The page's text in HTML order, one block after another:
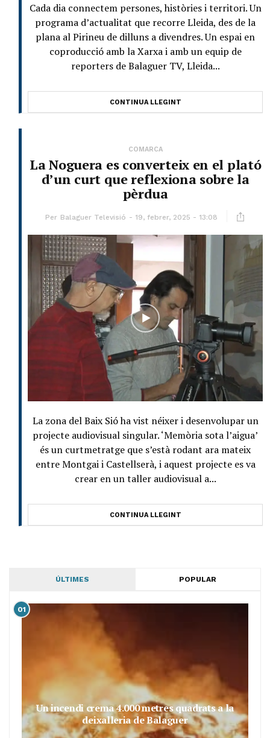
Cada dia connectem persones, històries i territori. Un
programa d’actualitat que recorre Lleida, des de la
plana al Pirineu de dilluns a divendres. Un espai en
coproducció amb la Xarxa i amb un equip de
reporters de Balaguer TV, Lleida...
CONTINUA LLEGINT
COMARCA
La Noguera es converteix en el plató
d’un curt que reflexiona sobre la
pèrdua
Per Balaguer Televisió 19, febrer, 2025 - 13:08
La zona del Baix Sió ha vist néixer i desenvolupar un
projecte audiovisual singular. ‘Memòria sota l’aigua’
és un curtmetratge que s’està rodant ara mateix
entre Montgai i Castellserà, i aquest projecte es va
crear en un taller audiovisual a...
CONTINUA LLEGINT
ÚLTIMES POPULAR
01
Un incendi crema 4.000 metres quadrats a la
deixalleria de Balaguer